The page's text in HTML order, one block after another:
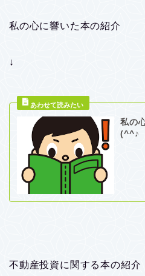
私の心に響いた本の紹介
↓
私の
(^^♪
不動産投資に関する本の紹介